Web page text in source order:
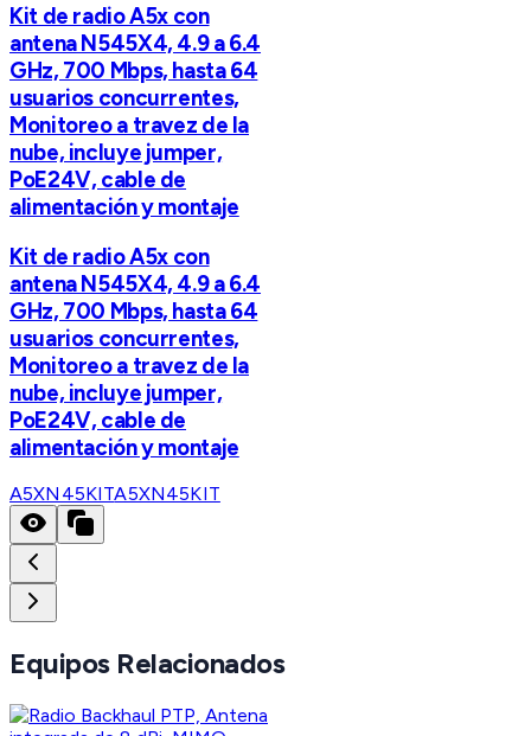
Kit de radio A5x con
antena N545X4, 4.9 a 6.4
GHz, 700 Mbps, hasta 64
usuarios concurrentes,
Monitoreo a travez de la
nube, incluye jumper,
PoE24V, cable de
alimentación y montaje
Kit de radio A5x con
antena N545X4, 4.9 a 6.4
GHz, 700 Mbps, hasta 64
usuarios concurrentes,
Monitoreo a travez de la
nube, incluye jumper,
PoE24V, cable de
alimentación y montaje
A5XN45KITA5XN45KIT
Equipos Relacionados